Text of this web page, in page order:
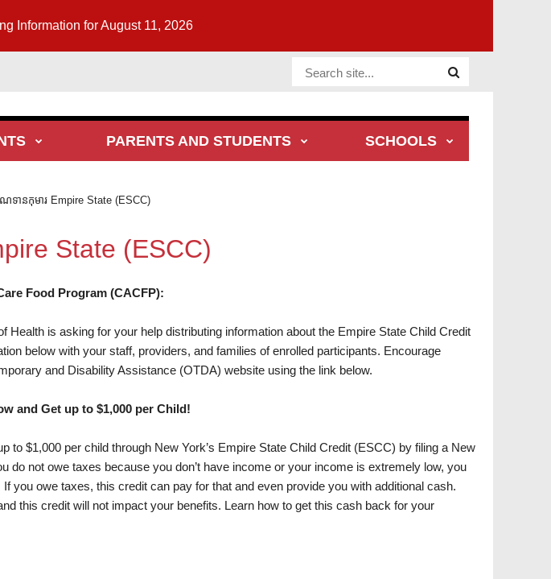
Information for August 11, 2026
Website Site
PARENTS AND STUDENTS SCHOOLS
ទានកុមារ Empire State (ESCC)
State (ESCC)
Food Program (CACFP):
Health is asking for your help distributing information about the Empire State Child Credit
below with your staff, providers, and families of enrolled participants. Encourage
and Disability Assistance (OTDA) website using the link below.
and Get up to $1,000 per Child!
to $1,000 per child through New York’s Empire State Child Credit (ESCC) by filing a New
do not owe taxes because you don’t have income or your income is extremely low, you
you owe taxes, this credit can pay for that and even provide you with additional cash.
this credit will not impact your benefits. Learn how to get this cash back for your